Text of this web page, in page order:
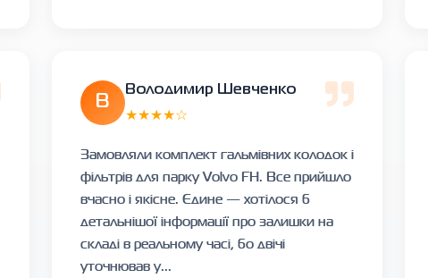
В
Володимир Шевченко
★★★★☆
Замовляли комплект гальмівних колодок і
фільтрів для парку Volvo FH. Все прийшло
вчасно і якісне. Єдине — хотілося б
детальнішої інформації про залишки на
складі в реальному часі, бо двічі
уточнював у...